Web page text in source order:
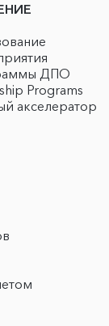
ДПО
Programs
акселератор